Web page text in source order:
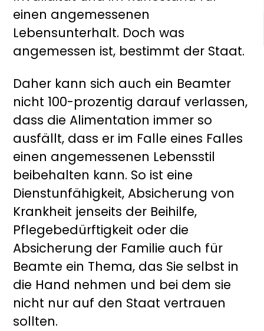
einen angemessenen
Lebensunterhalt. Doch was
angemessen ist, bestimmt der Staat.
Daher kann sich auch ein Beamter
nicht 100-prozentig darauf verlassen,
dass die Alimentation immer so
ausfällt, dass er im Falle eines Falles
einen angemessenen Lebensstil
beibehalten kann. So ist eine
Dienstunfähigkeit, Absicherung von
Krankheit jenseits der Beihilfe,
Pflegebedürftigkeit oder die
Absicherung der Familie auch für
Beamte ein Thema, das Sie selbst in
die Hand nehmen und bei dem sie
nicht nur auf den Staat vertrauen
sollten.